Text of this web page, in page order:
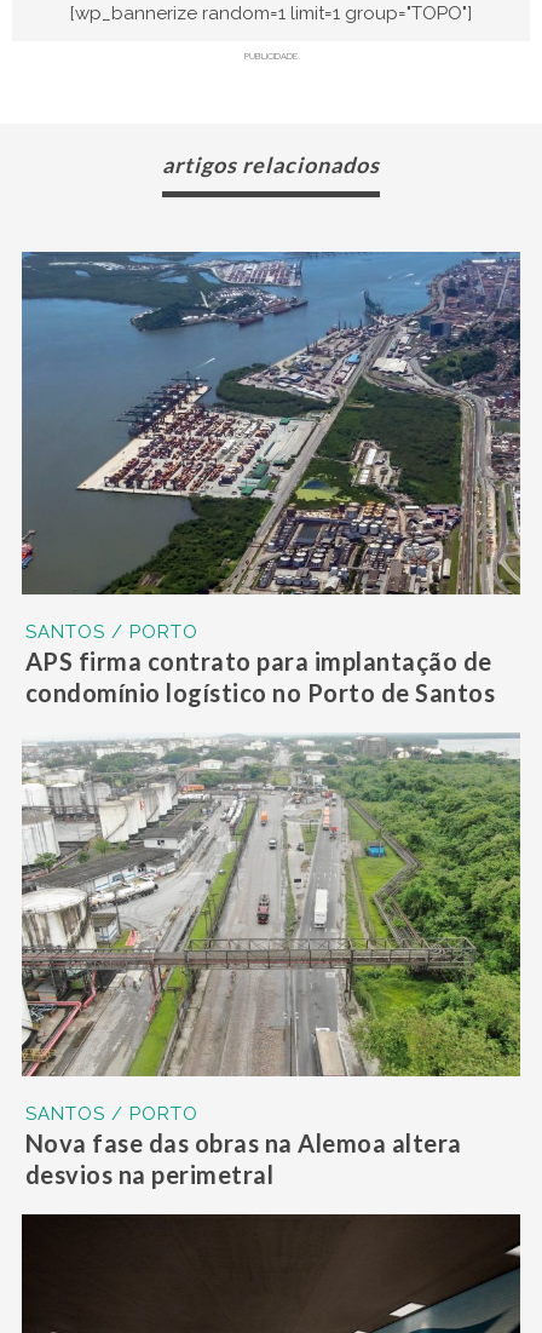
[wp_bannerize random=1 limit=1 group="TOPO"]
PUBLICIDADE
artigos relacionados
SANTOS / PORTO
APS firma contrato para implantação de
condomínio logístico no Porto de Santos
SANTOS / PORTO
Nova fase das obras na Alemoa altera
desvios na perimetral